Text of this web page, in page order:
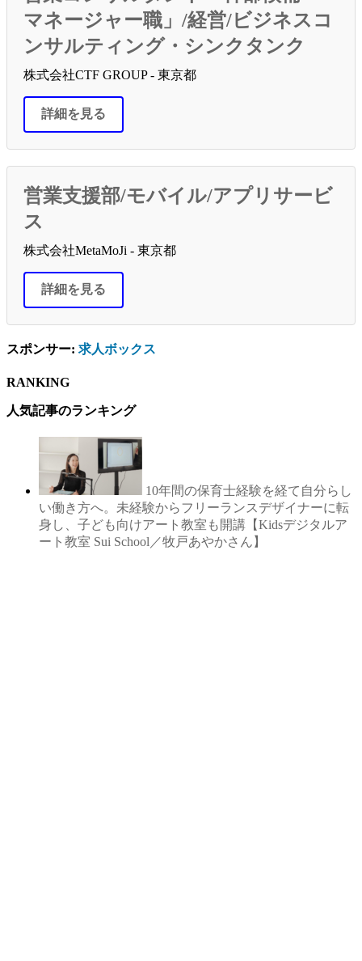
マネージャー職」/経営/ビジネスコ
ンサルティング・シンクタンク
株式会社CTF GROUP - 東京都
詳細を見る
営業支援部/モバイル/アプリサービ
ス
株式会社MetaMoJi - 東京都
詳細を見る
スポンサー: 求人ボックス
RANKING
人気記事のランキング
10年間の保育士経験を経て自分らし
い働き方へ。未経験からフリーランスデザイナーに転
身し、子ども向けアート教室も開講【Kidsデジタルア
ート教室 Sui School／牧戸あやかさん】